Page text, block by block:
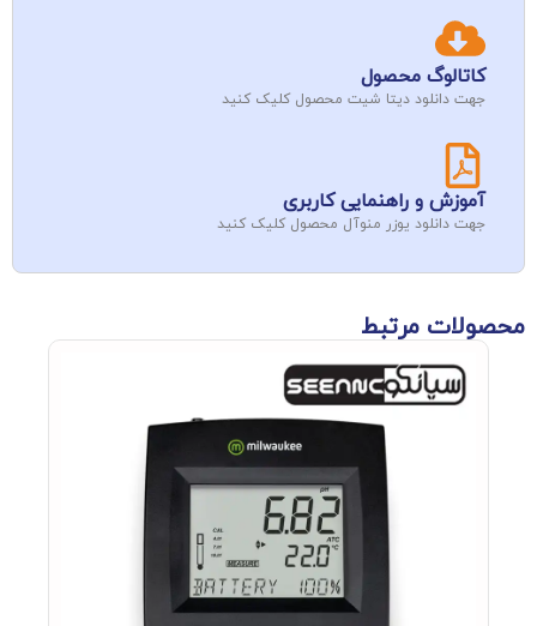
کاتالوگ محصول
جهت دانلود دیتا شیت محصول کلیک کنید
آموزش و راهنمایی کاربری
جهت دانلود یوزر منوآل محصول کلیک کنید
محصولات مرتبط